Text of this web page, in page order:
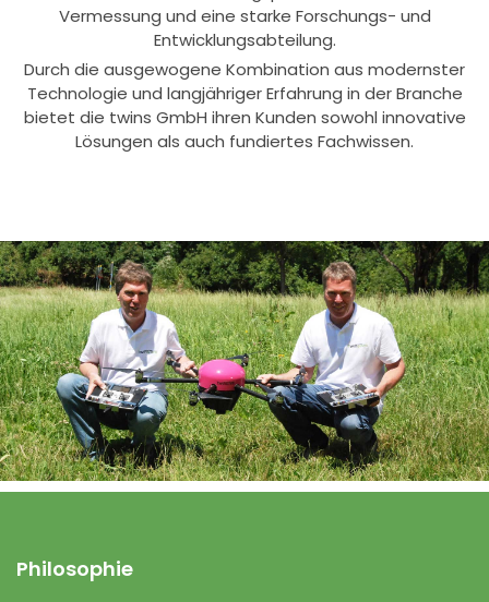
Vermessung und eine starke Forschungs- und
Entwicklungsabteilung.
Durch die ausgewogene Kombination aus modernster
Technologie und langjähriger Erfahrung in der Branche
bietet die twins GmbH ihren Kunden sowohl innovative
Lösungen als auch fundiertes Fachwissen.
Philosophie